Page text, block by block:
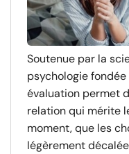
Soutenue par la
psychologie
évaluation permet
relation qui mérite
moment, que les
légèrement